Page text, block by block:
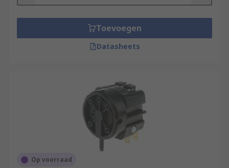
Toevoegen
Datasheets
Op voorraad